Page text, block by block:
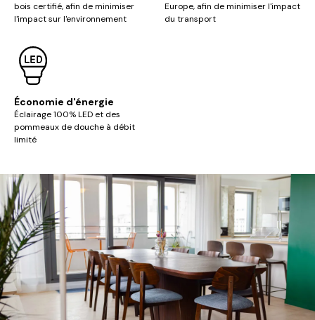
bois certifié, afin de minimiser
l'impact sur l'environnement
Europe, afin de minimiser l'impact
du transport
Économie d'énergie
Éclairage 100% LED et des
pommeaux de douche à débit
limité